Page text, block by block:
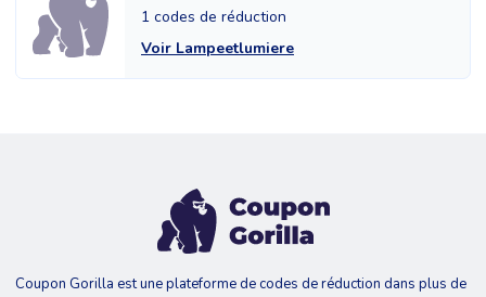
1 codes de réduction
Voir Lampeetlumiere
Coupon Gorilla est une plateforme de codes de réduction dans plus de